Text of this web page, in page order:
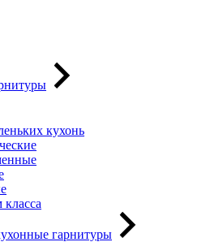
кухонь
гарнитуры